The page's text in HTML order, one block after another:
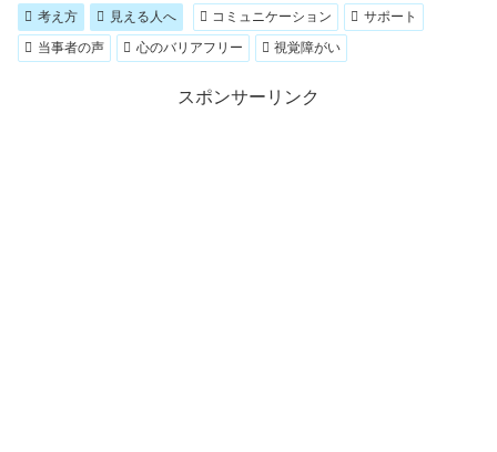
考え方 見える人へ コミュニケーション
サポート
当事者の声
心のバリアフリー 視覚障がい
スポンサーリンク